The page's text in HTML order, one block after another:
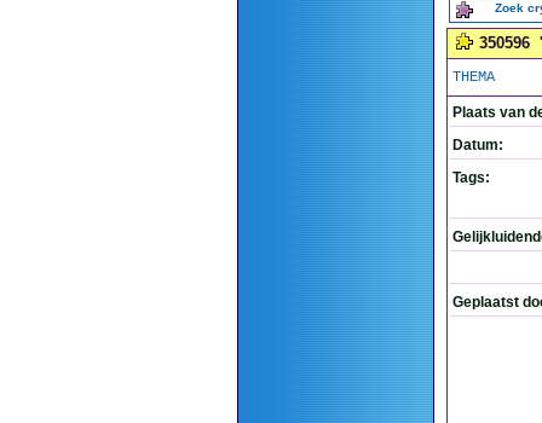
Zoek
350596
THEMA
Plaats van
Datum:
Tags:
Geplaatst